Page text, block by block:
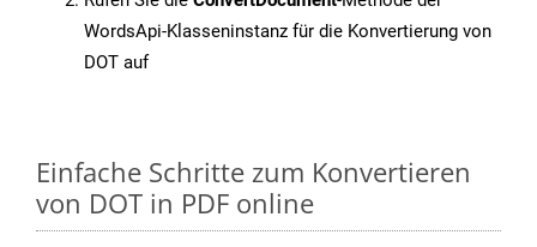
WordsApi-Klasseninstanz für die Konvertierung von
DOT auf
Einfache Schritte zum Konvertieren
von DOT in PDF online